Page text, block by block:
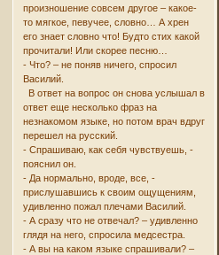
произношение совсем другое – какое-
то мягкое, певучее, словно… А хрен
его знает словно что! Будто стих какой
прочитали! Или скорее песню…
- Что? – не поняв ничего, спросил
Василий.
В ответ на вопрос он снова услышал в
ответ еще несколько фраз на
незнакомом языке, но потом врач вдруг
перешел на русский.
- Спрашиваю, как себя чувствуешь, -
пояснил он.
- Да нормально, вроде, все, -
прислушавшись к своим ощущениям,
удивленно пожал плечами Василий.
- А сразу что не отвечал? – удивленно
глядя на него, спросила медсестра.
- А вы на каком языке спрашивали? –